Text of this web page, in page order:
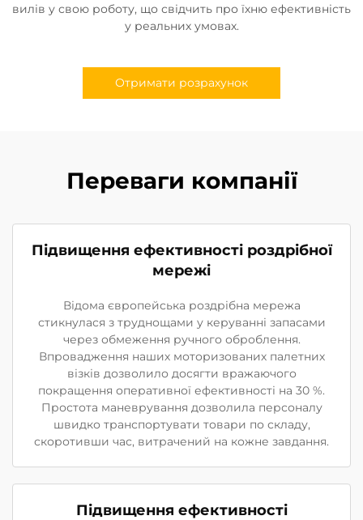
вилів у свою роботу, що свідчить про їхню ефективність
у реальних умовах.
Отримати розрахунок
Переваги компанії
Підвищення ефективності роздрібної
мережі
Відома європейська роздрібна мережа
стикнулася з труднощами у керуванні запасами
через обмеження ручного оброблення.
Впровадження наших моторизованих палетних
візків дозволило досягти вражаючого
покращення оперативної ефективності на 30 %.
Простота маневрування дозволила персоналу
швидко транспортувати товари по складу,
скоротивши час, витрачений на кожне завдання.
Підвищення ефективності